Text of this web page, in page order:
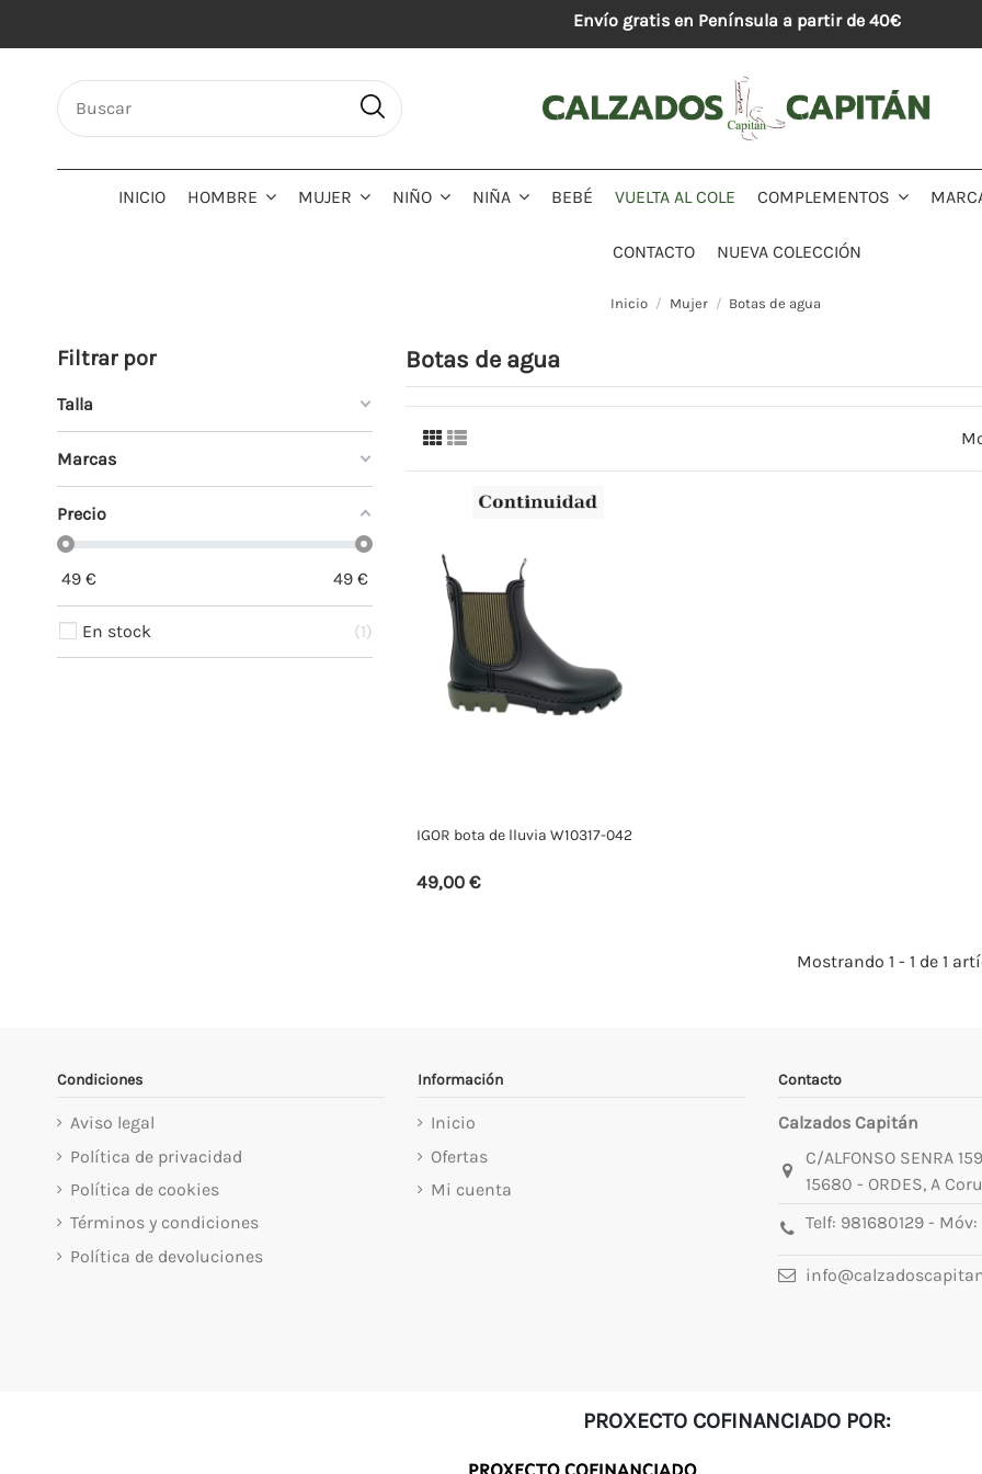
Envío gratis en Península a partir de 40€
INICIO HOMBRE MUJER NIÑO NIÑA BEBÉ VUELTA AL COLE COMPLEMENTOS
CONTACTO NUEVA COLECCIÓN
Inicio Mujer Botas de agua
Botas de agua
IGOR bota de lluvia W10317-042
49,00 €
Mostrando 1 - 1 de 1
Filtrar por
Talla
Marcas
Precio
49 € 49€
En stock 1
Condiciones
Aviso legal
Política de privacidad
Política de cookies
Términos y condiciones
Política de devoluciones
Información
Inicio
Ofertas
Mi cuenta
Contacto
Calzados Capitán
C/ALFONSO SENRA 159
15680 - ORDES, A
Telf: 981680129- Móv:
PROXECTO COFINANCIADO POR: